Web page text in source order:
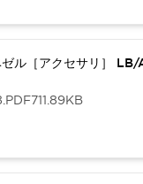
ゼル［アクセサリ］
.PDF711.89KB